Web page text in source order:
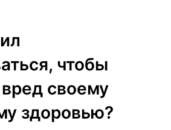
чтобы
своему
здоровью?